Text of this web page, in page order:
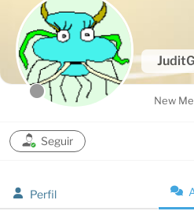
JuditG
New
Seguir
Perfil